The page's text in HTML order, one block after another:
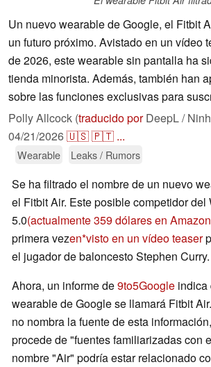
Un nuevo wearable de Google, el Fitbit
un futuro próximo. Avistado en un vídeo
de 2026, este wearable sin pantalla ha
tienda minorista. Además, también han
sobre las funciones exclusivas para
Polly Allcock (traducido porDeepL /
04/21/2026🇺🇸🇵🇹 ...
Wearable Leaks / Rumors
Se ha filtrado el nombre de un nuevo
el Fitbit Air. Este posible competidor del
5.0(actualmente 359 dólares en Amazon
primera vezen visto en un vídeo teaser
el jugador de baloncesto Stephen Curry.
Ahora, un informe de9to5Google indica
wearable de Google se llamará Fitbit
no nombra la fuente de esta
procede de "fuentes familiarizadas con
nombre "Air" podría estar relacionado